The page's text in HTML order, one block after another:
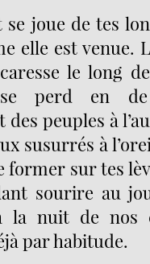
se joue de tes
elle est venue.
le long
perd en de
peuples à
susurrés à
former sur tes
sourire au
la nuit de nos
par habitude.